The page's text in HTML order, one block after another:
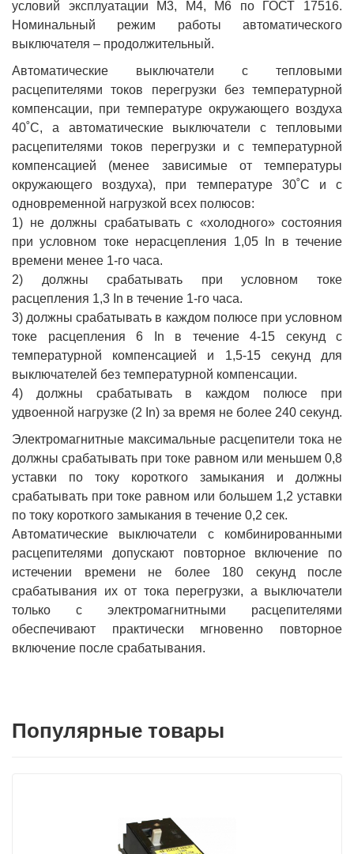
условий эксплуатации М3, М4, М6 по ГОСТ 17516.
Номинальный режим работы автоматического
выключателя – продолжительный.
Автоматические выключатели с тепловыми
расцепителями токов перегрузки без температурной
компенсации, при температуре окружающего воздуха
40˚С, а автоматические выключатели с тепловыми
расцепителями токов перегрузки и с температурной
компенсацией (менее зависимые от температуры
окружающего воздуха), при температуре 30˚С и с
одновременной нагрузкой всех полюсов:
1) не должны срабатывать с «холодного» состояния
при условном токе нерасцепления 1,05 In в течение
времени менее 1-го часа.
2) должны срабатывать при условном токе
расцепления 1,3 In в течение 1-го часа.
3) должны срабатывать в каждом полюсе при условном
токе расцепления 6 In в течение 4-15 секунд с
температурной компенсацией и 1,5-15 секунд для
выключателей без температурной компенсации.
4) должны срабатывать в каждом полюсе при
удвоенной нагрузке (2 In) за время не более 240 секунд.
Электромагнитные максимальные расцепители тока не
должны срабатывать при токе равном или меньшем 0,8
уставки по току короткого замыкания и должны
срабатывать при токе равном или большем 1,2 уставки
по току короткого замыкания в течение 0,2 сек.
Автоматические выключатели с комбинированными
расцепителями допускают повторное включение по
истечении времени не более 180 секунд после
срабатывания их от тока перегрузки, а выключатели
только с электромагнитными расцепителями
обеспечивают практически мгновенно повторное
включение после срабатывания.
Популярные товары